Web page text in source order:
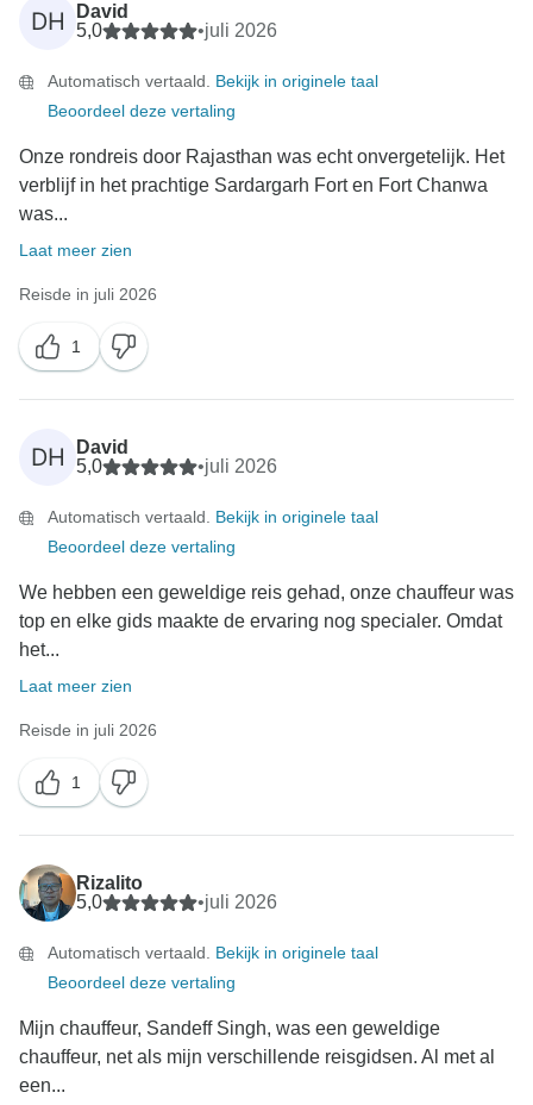
DH
David
5,0
•juli 2026
Automatisch vertaald. Bekijk in originele taal
Beoordeel deze vertaling
Onze rondreis door Rajasthan was echt onvergetelijk. Het
verblijf in het prachtige Sardargarh Fort en Fort Chanwa
was...
Laat meer zien
Reisde in juli 2026
1
DH
David
5,0
•juli 2026
Automatisch vertaald. Bekijk in originele taal
Beoordeel deze vertaling
We hebben een geweldige reis gehad, onze chauffeur was
top en elke gids maakte de ervaring nog specialer. Omdat
het...
Laat meer zien
Reisde in juli 2026
1
Rizalito
5,0
•juli 2026
Automatisch vertaald. Bekijk in originele taal
Beoordeel deze vertaling
Mijn chauffeur, Sandeff Singh, was een geweldige
chauffeur, net als mijn verschillende reisgidsen. Al met al
een...